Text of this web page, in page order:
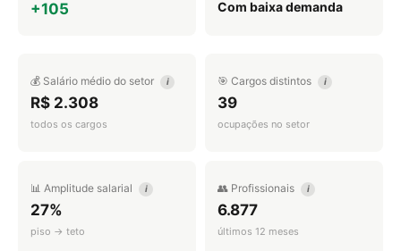
+105 Com baixa demanda
💰 Salário médio do setor i
R$ 2.308
todos os cargos
🎯 Cargos distintos i
39
ocupações no setor
📊 Amplitude salarial i
27%
piso → teto
👥 Profissionais i
6.877
últimos 12 meses